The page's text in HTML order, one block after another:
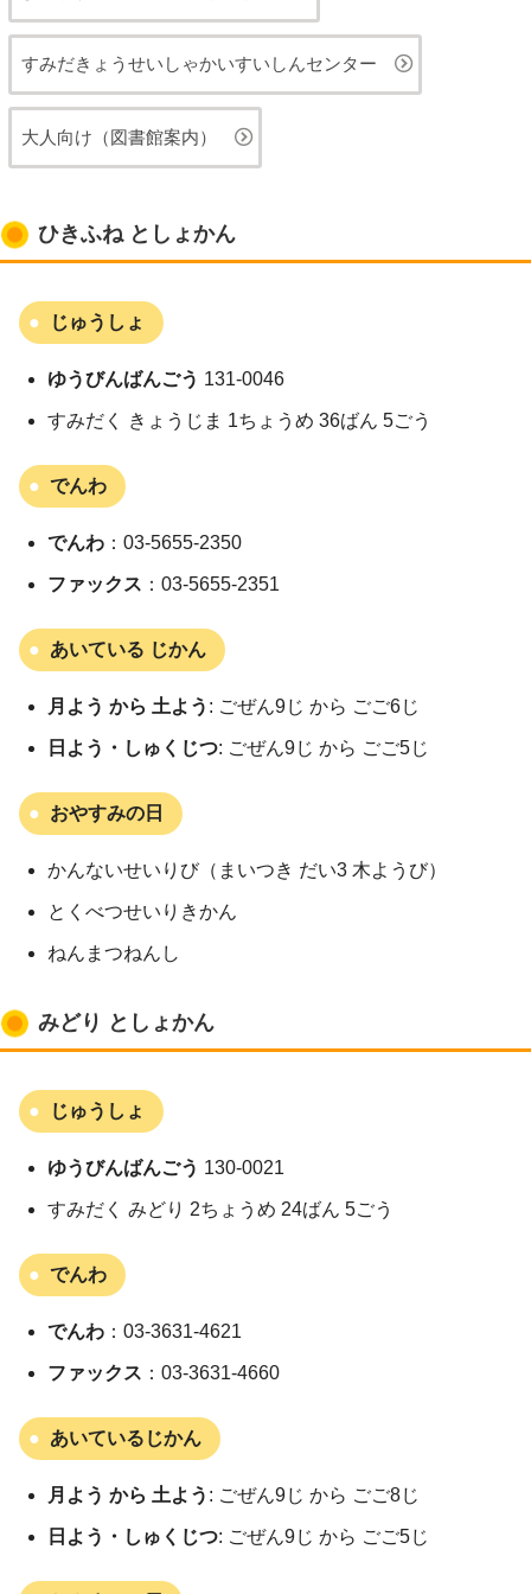
すみだきょうせいしゃかいすいしんセンター
大人向け（図書館案内）
ひきふね としょかん
じゅうしょ
ゆうびんばんごう 131-0046
すみだく きょうじま 1ちょうめ 36ばん 5ごう
でんわ
でんわ ：03-5655-2350
ファックス ：03-5655-2351
あいている じかん
月よう から 土よう : ごぜん9じ から ごご6じ
日よう・しゅくじつ: ごぜん9じ から ごご5じ
おやすみの日
かんないせいりび（まいつき だい3 木ようび）
とくべつせいりきかん
ねんまつねんし
みどり としょかん
じゅうしょ
ゆうびんばんごう 130-0021
すみだく みどり 2ちょうめ 24ばん 5ごう
でんわ
でんわ ：03-3631-4621
ファックス ：03-3631-4660
あいているじかん
月よう から 土よう : ごぜん9じ から ごご8じ
日よう・しゅくじつ: ごぜん9じ から ごご5じ